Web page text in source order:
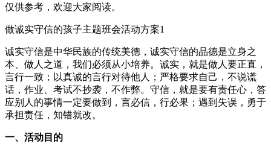
仅供参考，欢迎大家阅读。
做诚实守信的孩子主题班会活动方案1
诚实守信是中华民族的传统美德，诚实守信的品德是立身之
本、做人之道，我们必须从小培养。诚实，就是做人要正直，
言行一致；以真诚的言行对待他人；严格要求自己，不说谎
话，作业、考试不抄袭，不作弊。守信，就是要有责任心，答
应别人的事情一定要做到，言必信，行必果；遇到失误，勇于
承担责任，知错就改。
一、活动目的